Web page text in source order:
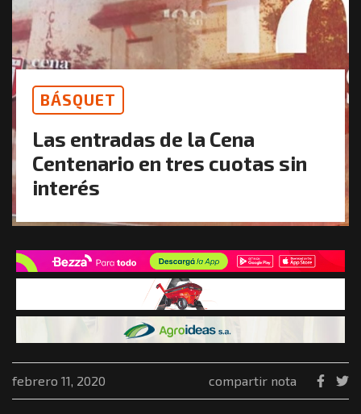
BÁSQUET
Las entradas de la Cena
Centenario en tres cuotas sin
interés
febrero 11, 2020 compartir nota